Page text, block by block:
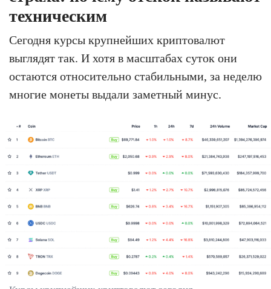
техническим
Сегодня курсы крупнейших криптовалют
выглядят так. И хотя в масштабах суток они
остаются относительно стабильными, за неделю
многие монеты выдали заметный минус.